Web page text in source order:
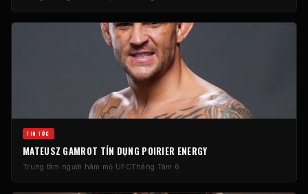
TIN TỨC
MATEUSZ GAMROT TÍN DỤNG POIRIER ENERGY
Trung tâm người hâm mộ UFCTháng Tám 6